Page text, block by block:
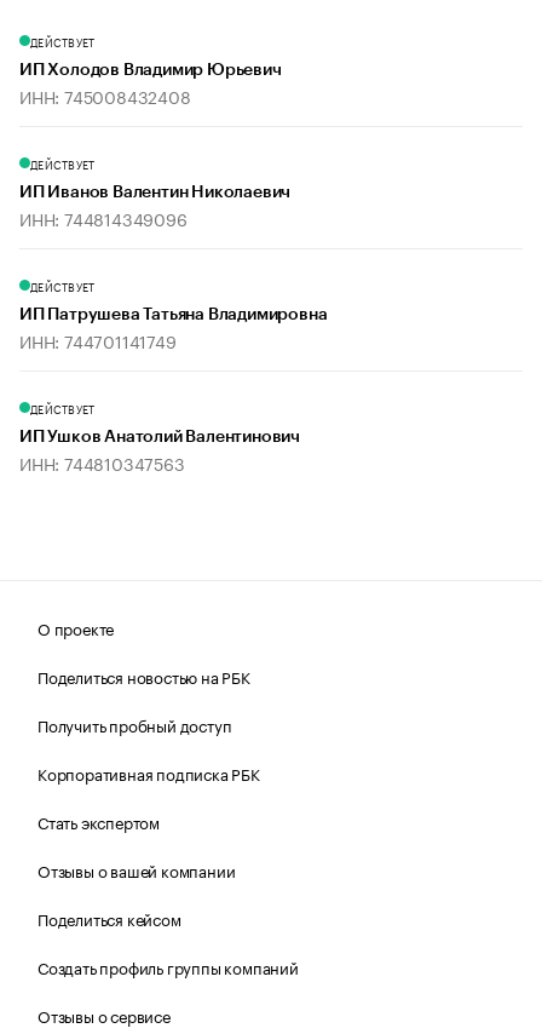
ДЕЙСТВУЕТ
ИП Холодов Владимир Юрьевич
ИНН: 745008432408
ДЕЙСТВУЕТ
ИП Иванов Валентин Николаевич
ИНН: 744814349096
ДЕЙСТВУЕТ
ИП Патрушева Татьяна Владимировна
ИНН: 744701141749
ДЕЙСТВУЕТ
ИП Ушков Анатолий Валентинович
ИНН: 744810347563
О проекте
Поделиться новостью на РБК
Получить пробный доступ
Корпоративная подписка РБК
Стать экспертом
Отзывы о вашей компании
Поделиться кейсом
Создать профиль группы компаний
Отзывы о сервисе